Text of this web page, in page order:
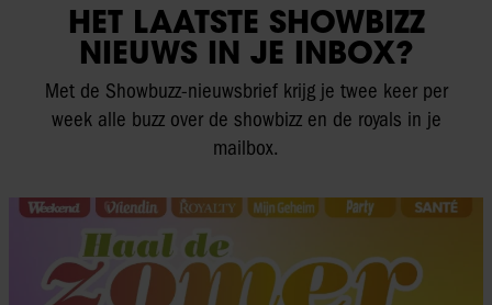
HET LAATSTE SHOWBIZZ
NIEUWS IN JE INBOX?
Met de Showbuzz-nieuwsbrief krijg je twee keer per
week alle buzz over de showbizz en de royals in je
mailbox.